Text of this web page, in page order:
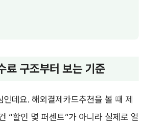
료 구조부터 보는 기준
데요. 해외결제카드추천을 볼 때 제
“할인 몇 퍼센트”가 아니라 실제로 얼